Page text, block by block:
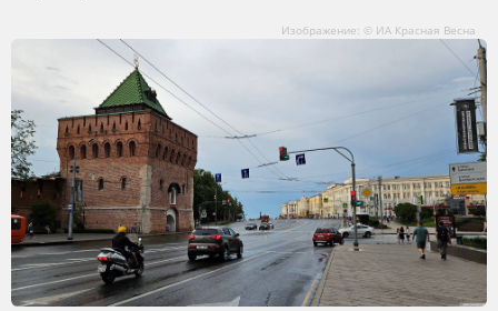
Изображение: © ИА Красная Весна